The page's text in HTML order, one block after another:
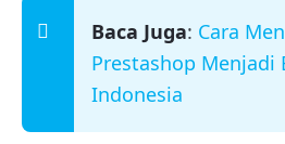
Baca Juga: Cara
Prestashop Menjadi
Indonesia